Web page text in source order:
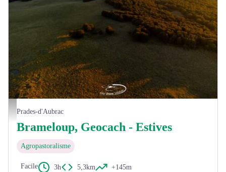
La forêt de Brameloup - ®Daniel Morin
Prades-d'Aubrac
Brameloup, Geocach - Estives
Agropastoralisme
Facile 3h 5,3km +145m